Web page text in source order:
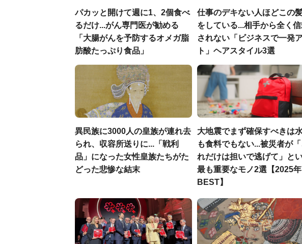
パカッと開けて週に1、2個食べ
るだけ...がん専門医が勧める
「大腸がんを予防するオメガ脂
肪酸たっぷり食品」
仕事のデキない人ほどこの
をしている...相手から全く
されない「ビジネスで一発
ト」ヘアスタイル3選
異民族に3000人の皇族が連れ去
られ、収容所送りに...「戦利
品」になった女性皇族たちがた
どった悲惨な結末
大地震でまず確保すべきは
も食料でもない...被災者が「
れだけは担いで逃げて」と
最も重要なモノ2選【2025年
BEST】